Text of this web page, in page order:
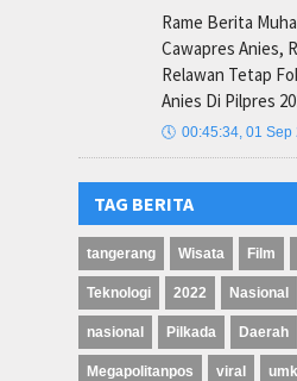
Rame Berita
Cawapres Anies,
Relawan Tetap
Anies Di Pilpres
🕔 00:45:34, 01 Sep
TAG BERITA
tangerang Wisata Film
Teknologi 2022 Nasional
nasional Pilkada Daerah
Megapolitanpos viral